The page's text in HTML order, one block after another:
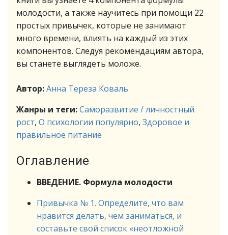
молодости, а также научитесь при помощи 22
простых привычек, которые не занимают
много времени, влиять на каждый из этих
компонентов. Следуя рекомендациям автора,
вы станете выглядеть моложе.
Автор:Анна Тереза Коваль
Жанры и теги:Саморазвитие / личностный
рост, О психологии популярно, Здоровое и
правильное питание
Оглавление
ВВЕДЕНИЕ. Формула молодости
Привычка № 1. Определите, что вам
нравится делать, чем заниматься, и
составьте свой список «неотложной